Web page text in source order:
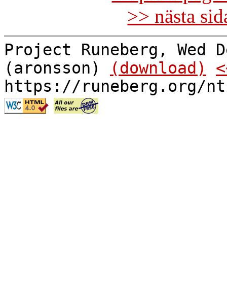
>> nästa
Project Runeberg, Wed
(aronsson)
(download)
https://runeberg.org/